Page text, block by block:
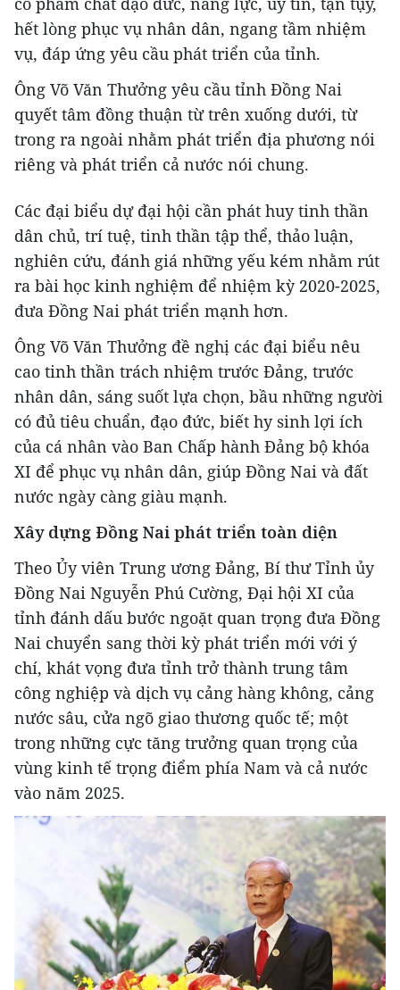
hết lòng phục vụ nhân dân, ngang tầm nhiệm
vụ, đáp ứng yêu cầu phát triển của tỉnh.
Ông Võ Văn Thưởng yêu cầu tỉnh Đồng Nai
quyết tâm đồng thuận từ trên xuống dưới, từ
trong ra ngoài nhằm phát triển địa phương nói
riêng và phát triển cả nước nói chung.
Các đại biểu dự đại hội cần phát huy tinh thần
dân chủ, trí tuệ, tinh thần tập thể, thảo luận,
nghiên cứu, đánh giá những yếu kém nhằm rút
ra bài học kinh nghiệm để nhiệm kỳ 2020-2025,
đưa Đồng Nai phát triển mạnh hơn.
Ông Võ Văn Thưởng đề nghị các đại biểu nêu
cao tinh thần trách nhiệm trước Đảng, trước
nhân dân, sáng suốt lựa chọn, bầu những người
có đủ tiêu chuẩn, đạo đức, biết hy sinh lợi ích
của cá nhân vào Ban Chấp hành Đảng bộ khóa
XI để phục vụ nhân dân, giúp Đồng Nai và đất
nước ngày càng giàu mạnh.
Xây dựng Đồng Nai phát triển toàn diện
Theo Ủy viên Trung ương Đảng, Bí thư Tỉnh ủy
Đồng Nai Nguyễn Phú Cường, Đại hội XI của
tỉnh đánh dấu bước ngoặt quan trọng đưa Đồng
Nai chuyển sang thời kỳ phát triển mới với ý
chí, khát vọng đưa tỉnh trở thành trung tâm
công nghiệp và dịch vụ cảng hàng không, cảng
nước sâu, cửa ngõ giao thương quốc tế; một
trong những cực tăng trưởng quan trọng của
vùng kinh tế trọng điểm phía Nam và cả nước
vào năm 2025.